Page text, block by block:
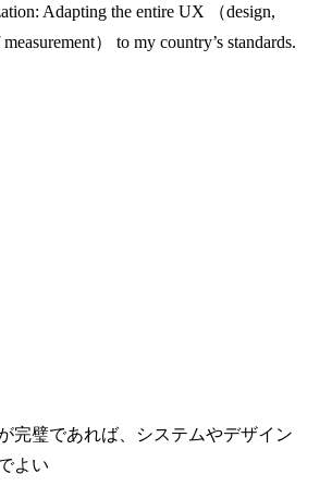
Adapting the entire UX （design,
） to my country’s standards.
完璧であれば、システムやデザイン
よい